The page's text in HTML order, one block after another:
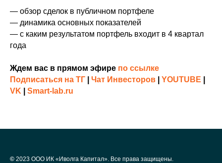
— обзор сделок в публичном портфеле
— динамика основных показателей
— с каким результатом портфель входит в 4 квартал
года
Ждем вас в прямом эфире по ссылке
Подписаться на ТГ
Чат Инвесторов YOUTUBE
VK
Smart-lab.ru
© 2023 ООО ИК «Иволга Капитал». Все права защищены.